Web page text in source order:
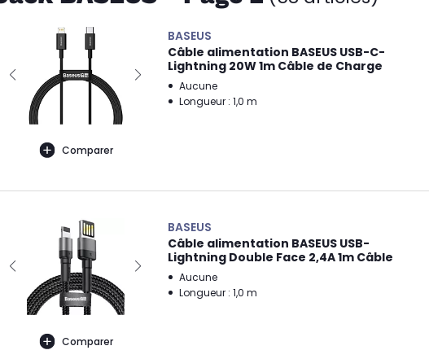
Comparer
BASEUS
Câble alimentation BASEUS USB-C-
Lightning 20W 1m Câble de Charge
Aucune
Longueur : 1,0 m
Comparer
BASEUS
Câble alimentation BASEUS USB-
Lightning Double Face 2,4A 1m Câble
Aucune
Longueur : 1,0 m